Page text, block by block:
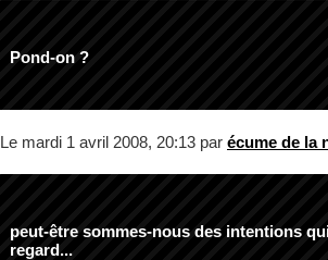
Pond-on ?
Le mardi 1 avril 2008, 20:13 par écume de la
peut-être sommes-nous des intentions
regard...